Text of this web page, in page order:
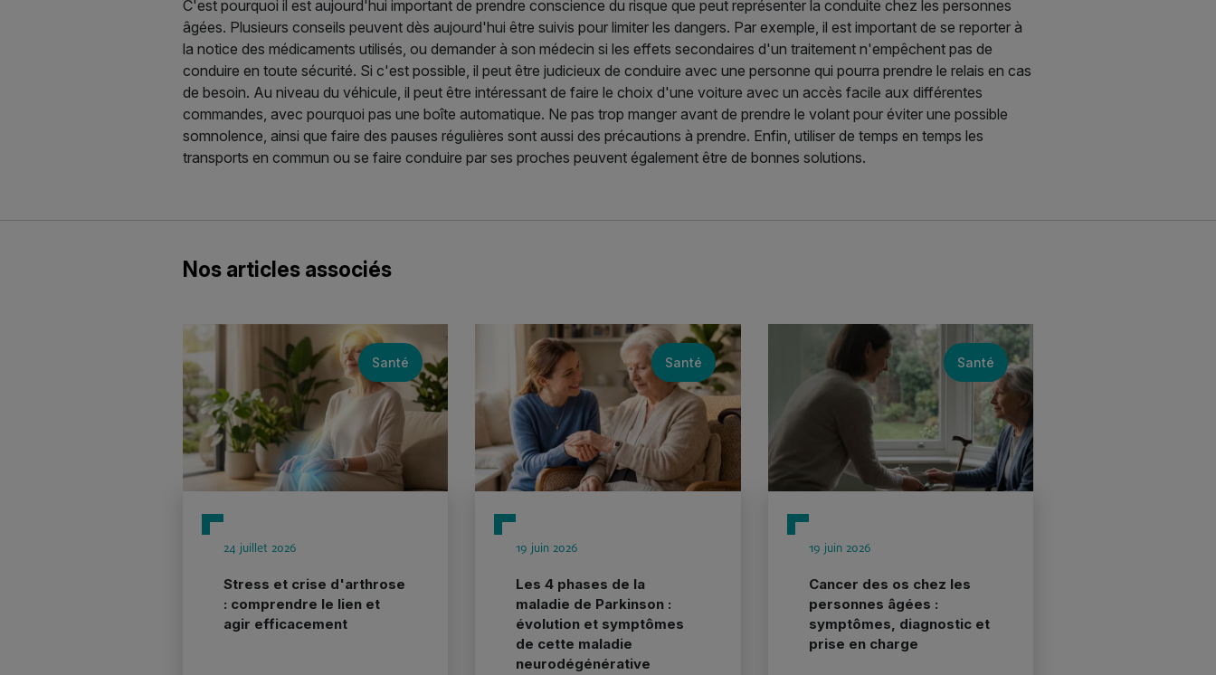
C'est pourquoi il est aujourd'hui important de prendre conscience du risque que peut représenter la conduite chez les personnes
âgées. Plusieurs conseils peuvent dès aujourd'hui être suivis pour limiter les dangers. Par exemple, il est important de se reporter à
la notice des médicaments utilisés, ou demander à son médecin si les effets secondaires d'un traitement n'empêchent pas de
conduire en toute sécurité. Si c'est possible, il peut être judicieux de conduire avec une personne qui pourra prendre le relais en cas
de besoin. Au niveau du véhicule, il peut être intéressant de faire le choix d'une voiture avec un accès facile aux différentes
commandes, avec pourquoi pas une boîte automatique. Ne pas trop manger avant de prendre le volant pour éviter une possible
somnolence, ainsi que faire des pauses régulières sont aussi des précautions à prendre. Enfin, utiliser de temps en temps les
transports en commun ou se faire conduire par ses proches peuvent également être de bonnes solutions.
Nos articles associés
Santé
24 juillet 2026
Stress et crise d'arthrose
: comprendre le lien et
agir efficacement
Santé
19 juin 2026
Les 4 phases de la
maladie de Parkinson :
évolution et symptômes
de cette maladie
neurodégénérative
Santé
19 juin 2026
Cancer des os chez les
personnes âgées :
symptômes, diagnostic et
prise en charge